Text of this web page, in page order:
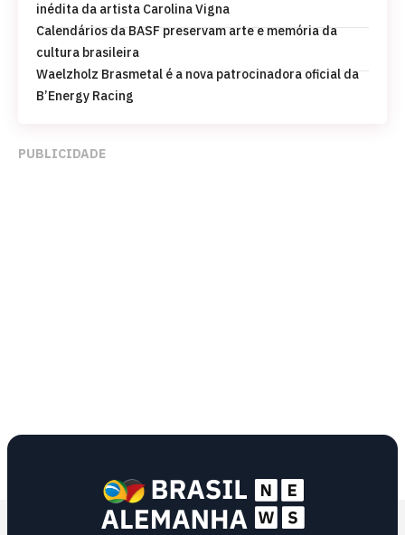
inédita da artista Carolina Vigna
Calendários da BASF preservam arte e memória da
cultura brasileira
Waelzholz Brasmetal é a nova patrocinadora oficial da
B’Energy Racing
PUBLICIDADE